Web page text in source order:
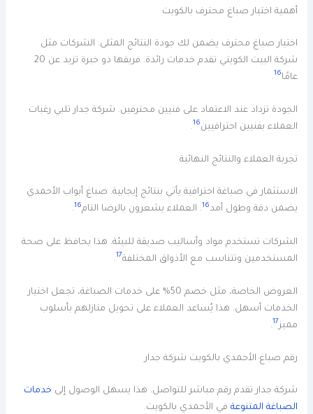
أهمية اختيار صباغ محترف بالكويت
اختيار صباغ محترف يضمن لك جودة النتائج المثلى. الشركات مثل
شركة البيت الكويتي تقدم خدمات رائدة. فريقها ذو خبرة تزيد عن 20
عامًا16
.
الجودة تزداد عند الاعتماد على فنيين محترفين. شركة جدار تلبي رغبات
العملاء بفنيين احترافيين16
.
تجربة العملاء والنتائج النهائية
الاستثمار في صباغة احترافية يأتي بنتائج إيجابية. صباغ أبواب الأحمدي
يضمن دقة وطول أمد16. العملاء يشعرون بالرضا التام16
.
الشركات تستخدم مواد وأساليب صديقة للبيئة. هذا يحافظ على صحة
المستخدمين وتتناسب مع الأذواق المختلفة17
.
العروض الخاصة، مثل خصم 50% على خدمات الصباغة، تجعل اختيار
الخدمات أسهل. هذا يُساعد العملاء على تحويل منازلهم بأسلوب
مميز17
.
رقم صباغ الأحمدي بالكويت شركة جدار
شركة جدار تقدم رقم مباشر للتواصل. هذا يسهل الوصول إلى خدمات
الصباغة المتنوعة في الأحمدي بالكويت.